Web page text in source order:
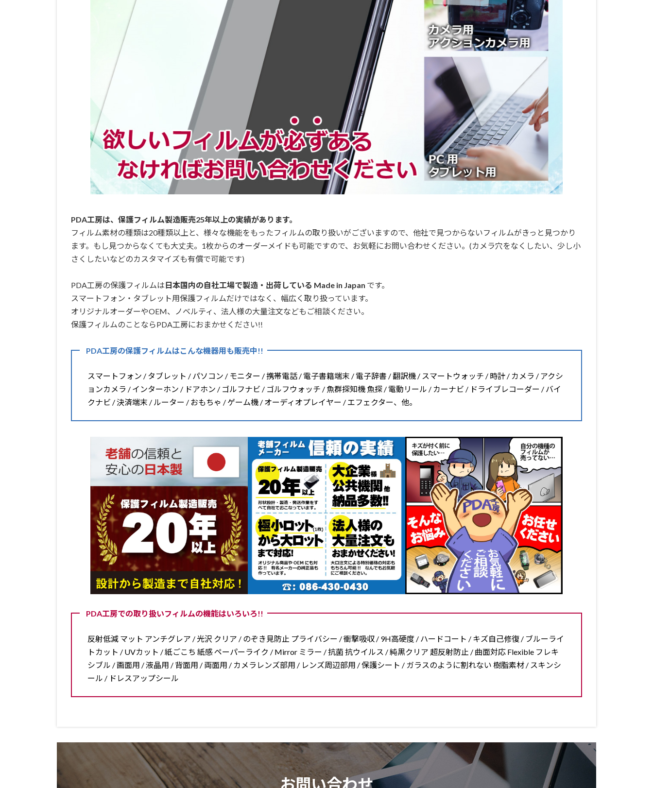
PDA工房は、保護フィルム製造販売25年以上の実績があります。
フィルム素材の種類は20種類以上と、様々な機能をもったフィルムの取り扱いがございますので、他社で見つからないフィルムがきっと見つかり
ます。もし見つからなくても大丈夫。1枚からのオーダーメイドも可能ですので、お気軽にお問い合わせください。(カメラ穴をなくしたい、少し小
さくしたいなどのカスタマイズも有償で可能です)
PDA工房の保護フィルムは 日本国内の自社工場で製造・出荷している Made in Japan です。
スマートフォン・タブレット用保護フィルムだけではなく、幅広く取り扱っています。
オリジナルオーダーやOEM、ノベルティ、法人様の大量注文などもご相談ください。
保護フィルムのことならPDA工房におまかせください!!
PDA工房の保護フィルムはこんな機器用も販売中!!
スマートフォン / タブレット / パソコン / モニター / 携帯電話 / 電子書籍端末 / 電子辞書 / 翻訳機 / スマートウォッチ / 時計 / カメラ / アクシ
ョンカメラ / インターホン / ドアホン / ゴルフナビ / ゴルフウォッチ / 魚群探知機 魚探 / 電動リール / カーナビ / ドライブレコーダー / バイ
クナビ / 決済端末 / ルーター / おもちゃ / ゲーム機 / オーディオプレイヤー / エフェクター、他。
PDA工房での取り扱いフィルムの機能はいろいろ!!
反射低減 マット アンチグレア / 光沢 クリア / のぞき見防止 プライバシー / 衝撃吸収 / 9H高硬度 / ハードコート / キズ自己修復 / ブルーライ
トカット / UVカット / 紙ごこち 紙感 ペーパーライク / Mirror ミラー / 抗菌 抗ウイルス / 純黒クリア 超反射防止 / 曲面対応 Flexible フレキ
シブル / 画面用 / 液晶用 / 背面用 / 両面用 / カメラレンズ部用 / レンズ周辺部用 / 保護シート / ガラスのように割れない 樹脂素材 / スキンシ
ール / ドレスアップシール
お問い合わせ